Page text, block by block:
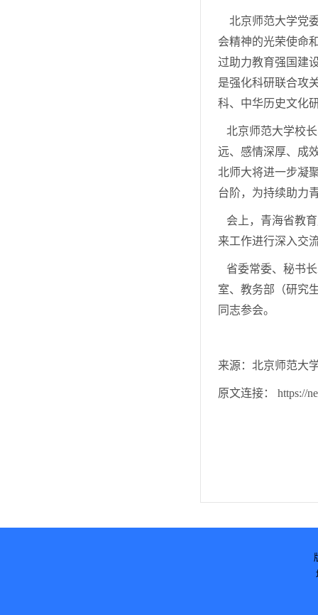
北京师范大学党
会精神的光荣使命
过助力教育强国建
是强化科研联合攻
科、中华历史文化
北京师范大学校
远、感情深厚、成
北师大将进一步凝
台阶，为持续助力
会上，青海省教
来工作进行深入交
省委常委、秘书
室、教务部（研究
同志参会。
来源：北京师范大
原文连接： https://